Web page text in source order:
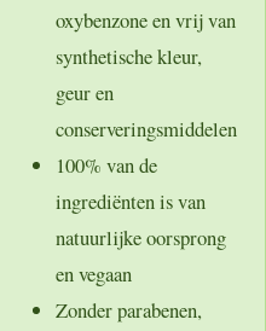
oxybenzone en vrij van
synthetische kleur,
geur en
conserveringsmiddelen
100% van de
ingrediënten is van
natuurlijke oorsprong
en vegaan
Zonder parabenen,